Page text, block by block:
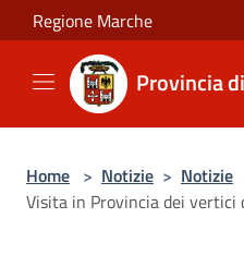
Salta al contenuto principale
Regione Marche
Provincia
Home > Notizie > Notizie
Visita in Provincia dei vertici